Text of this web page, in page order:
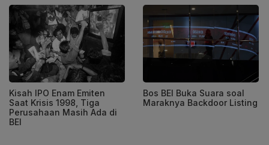
Kisah IPO Enam Emiten
Saat Krisis 1998, Tiga
Perusahaan Masih Ada di
BEI
Bos BEI Buka Suara soal
Maraknya Backdoor Listing